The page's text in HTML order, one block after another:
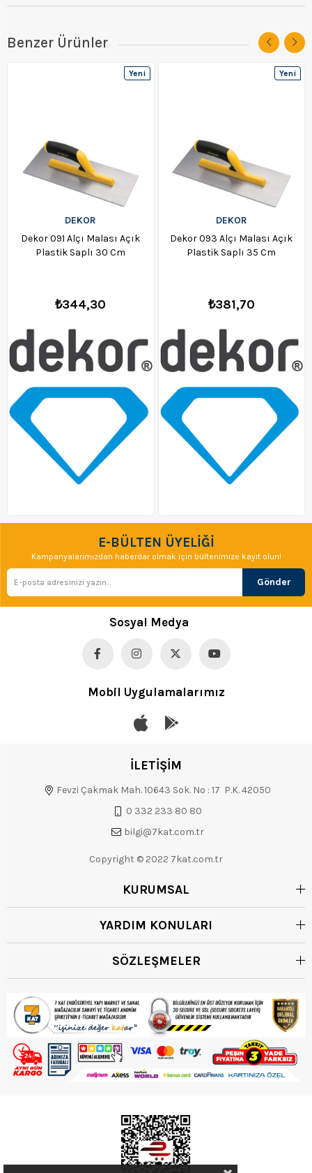
Benzer Ürünler
DEKOR
Dekor 091 Alçı Malası Açık
Plastik Saplı 30 Cm
₺344,30
Yeni
DEKOR
Dekor 093 Alçı Malası Açık
Plastik Saplı 35 Cm
₺381,70
Yeni
E-BÜLTEN ÜYELİĞİ
Kampanyalarımızdan haberdar olmak için bültenimize kayıt olun!
Gönder
Sosyal Medya
Mobil Uygulamalarımız
İLETİŞİM
Fevzi Çakmak Mah. 10643 Sok. No : 17 P.K. 42050
0 332 233 80 80
bilgi@7kat.com.tr
Copyright © 2022 7kat.com.tr
KURUMSAL
YARDIM KONULARI
SÖZLEŞMELER